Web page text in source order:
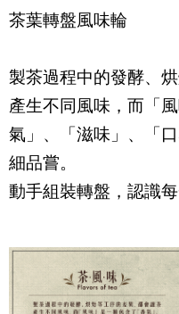
茶葉轉盤風味輪
製茶過程中的發酵、
產生不同風味，而「
氣」、
「滋味」、
「
細品嘗。
動手組裝轉盤，認識